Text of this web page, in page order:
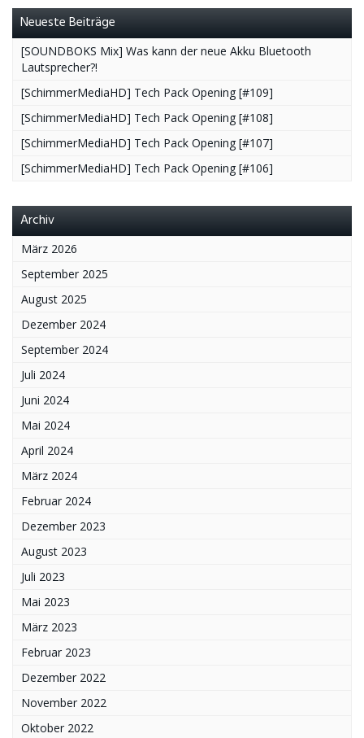
Neueste Beiträge
[SOUNDBOKS Mix] Was kann der neue Akku Bluetooth
Lautsprecher?!
[SchimmerMediaHD] Tech Pack Opening [#109]
[SchimmerMediaHD] Tech Pack Opening [#108]
[SchimmerMediaHD] Tech Pack Opening [#107]
[SchimmerMediaHD] Tech Pack Opening [#106]
Archiv
März 2026
September 2025
August 2025
Dezember 2024
September 2024
Juli 2024
Juni 2024
Mai 2024
April 2024
März 2024
Februar 2024
Dezember 2023
August 2023
Juli 2023
Mai 2023
März 2023
Februar 2023
Dezember 2022
November 2022
Oktober 2022